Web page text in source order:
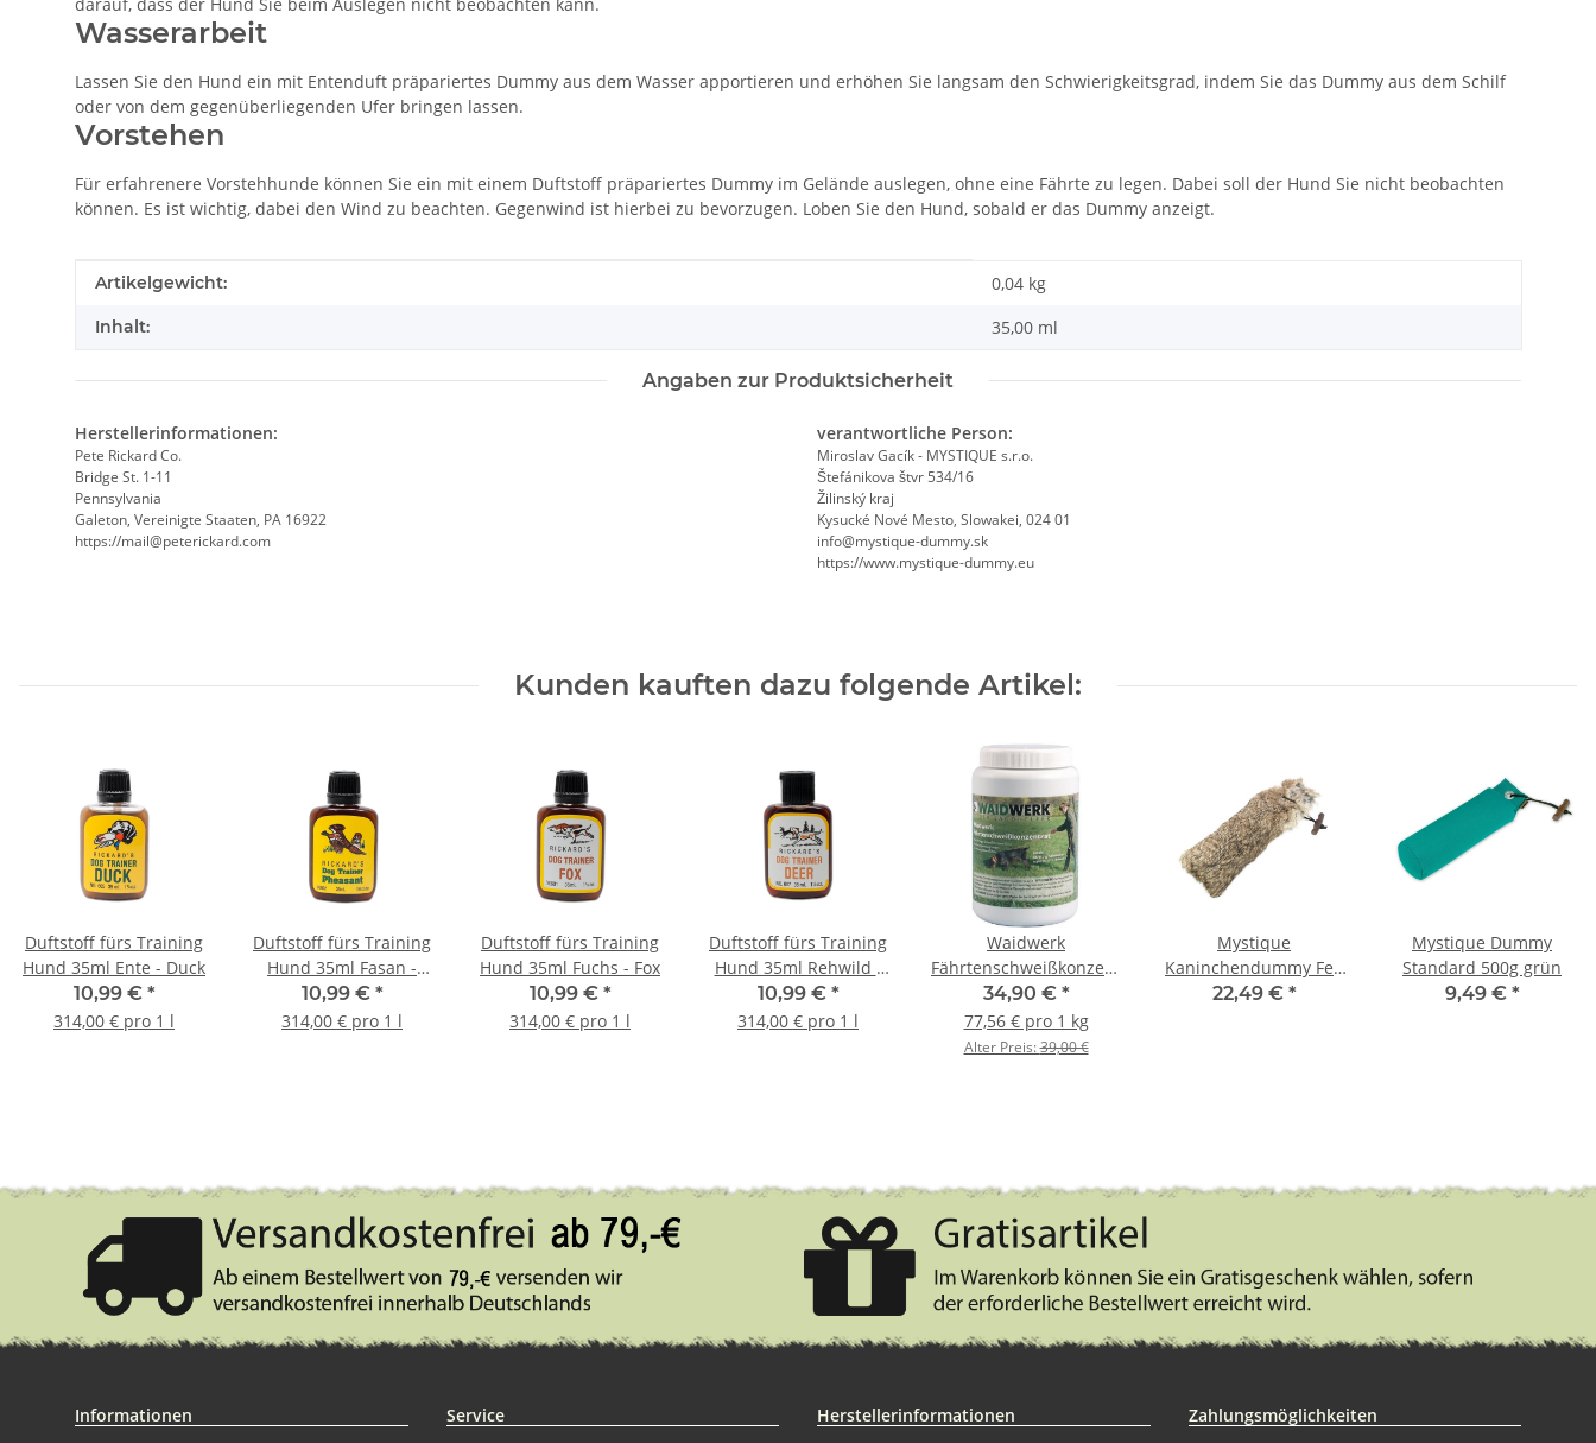
darauf, dass der Hund Sie beim Auslegen nicht beobachten kann.
Wasserarbeit
Lassen Sie den Hund ein mit Entenduft präpariertes Dummy aus dem Wasser apportieren und erhöhen Sie langsam den Schwierigkeitsgrad, indem Sie das Dummy aus dem Schilf
oder von dem gegenüberliegenden Ufer bringen lassen.
Vorstehen
Für erfahrenere Vorstehhunde können Sie ein mit einem Duftstoff präpariertes Dummy im Gelände auslegen, ohne eine Fährte zu legen. Dabei soll der Hund Sie nicht beobachten
können. Es ist wichtig, dabei den Wind zu beachten. Gegenwind ist hierbei zu bevorzugen. Loben Sie den Hund, sobald er das Dummy anzeigt.
Produkteigenschaft
Wert
Artikelgewicht: 0,04 kg
Inhalt: 35,00 ml
Angaben zur Produktsicherheit
Herstellerinformationen:
Pete Rickard Co.
Bridge St. 1-11
Pennsylvania
Galeton, Vereinigte Staaten, PA 16922
https://mail@peterickard.com
verantwortliche Person:
Miroslav Gacík - MYSTIQUE s.r.o.
Štefánikova štvr 534/16
Žilinský kraj
Kysucké Nové Mesto, Slowakei, 024 01
info@mystique-dummy.sk
https://www.mystique-dummy.eu
Kunden kauften dazu folgende Artikel:
Duftstoff fürs Training
Hund 35ml Ente - Duck
10,99 € *
314,00 € pro 1 l
Duftstoff fürs Training
Hund 35ml Fasan -
Pheasant
10,99 € *
314,00 € pro 1 l
Duftstoff fürs Training
Hund 35ml Fuchs - Fox
10,99 € *
314,00 € pro 1 l
Duftstoff fürs Training
Hund 35ml Rehwild -
Deer
10,99 € *
314,00 € pro 1 l
Waidwerk
Fährtenschweißkonzentrat
450g
34,90 € *
77,56 € pro 1 kg
Alter Preis:39,00 €
Mystique
Kaninchendummy Fell
500g
22,49 € *
Mystique Dummy
Standard 500g grün
9,49 € *
Informationen Service Herstellerinformationen Zahlungsmöglichkeiten